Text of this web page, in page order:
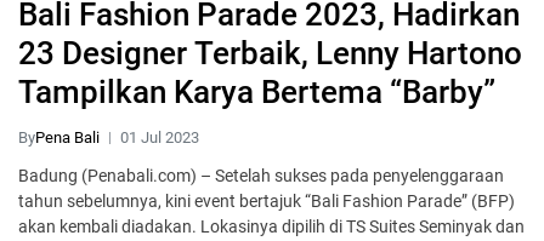
Bali Fashion Parade 2023, Hadirkan
23 Designer Terbaik, Lenny Hartono
Tampilkan Karya Bertema “Barby”
ByPena Bali 01 Jul 2023
Badung (Penabali.com) – Setelah sukses pada penyelenggaraan
tahun sebelumnya, kini event bertajuk “Bali Fashion Parade” (BFP)
akan kembali diadakan. Lokasinya dipilih di TS Suites Seminyak dan